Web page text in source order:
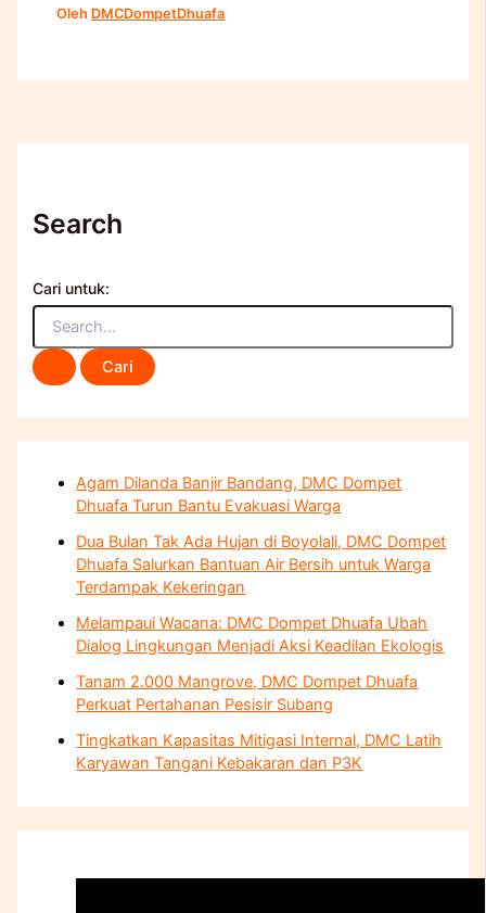
Oleh DMCDompetDhuafa
Search
Cari untuk:
Agam Dilanda Banjir Bandang, DMC Dompet
Dhuafa Turun Bantu Evakuasi Warga
Dua Bulan Tak Ada Hujan di Boyolali, DMC Dompet
Dhuafa Salurkan Bantuan Air Bersih untuk Warga
Terdampak Kekeringan
Melampaui Wacana: DMC Dompet Dhuafa Ubah
Dialog Lingkungan Menjadi Aksi Keadilan Ekologis
Tanam 2.000 Mangrove, DMC Dompet Dhuafa
Perkuat Pertahanan Pesisir Subang
Tingkatkan Kapasitas Mitigasi Internal, DMC Latih
Karyawan Tangani Kebakaran dan P3K